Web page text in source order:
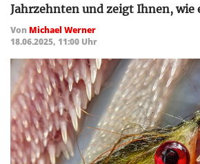
Jahrzehnten und zeigt Ihnen, wie
Von Michael Werner
18.06.2025, 11:00 Uhr